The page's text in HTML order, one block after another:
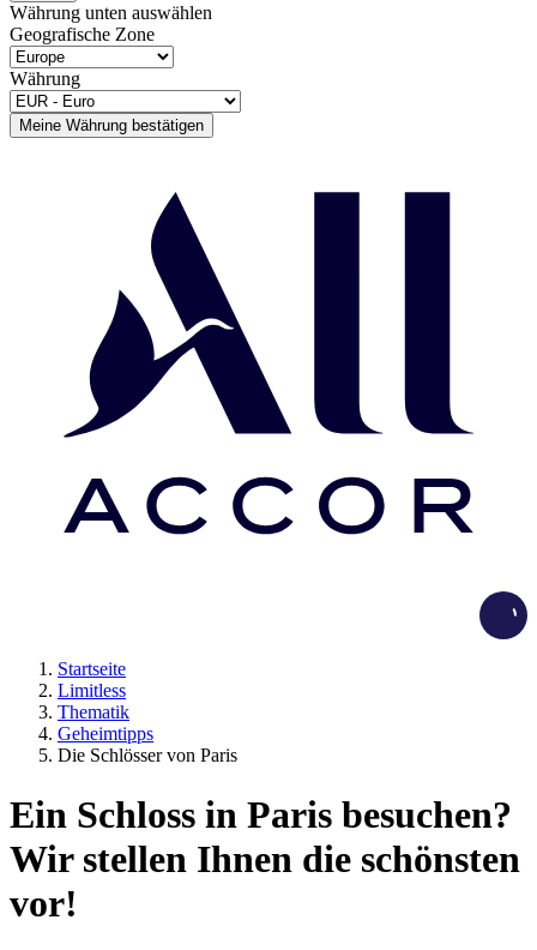
Währung unten auswählen
Geografische Zone
Währung
Meine Währung bestätigen
Startseite
Limitless
Thematik
Geheimtipps
Die Schlösser von Paris
Ein Schloss in Paris besuchen?
Wir stellen Ihnen die schönsten
vor!